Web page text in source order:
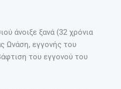
άνοιξε ξανά (32 χρόνια
Ωνάση, εγγονής του
του εγγονού του